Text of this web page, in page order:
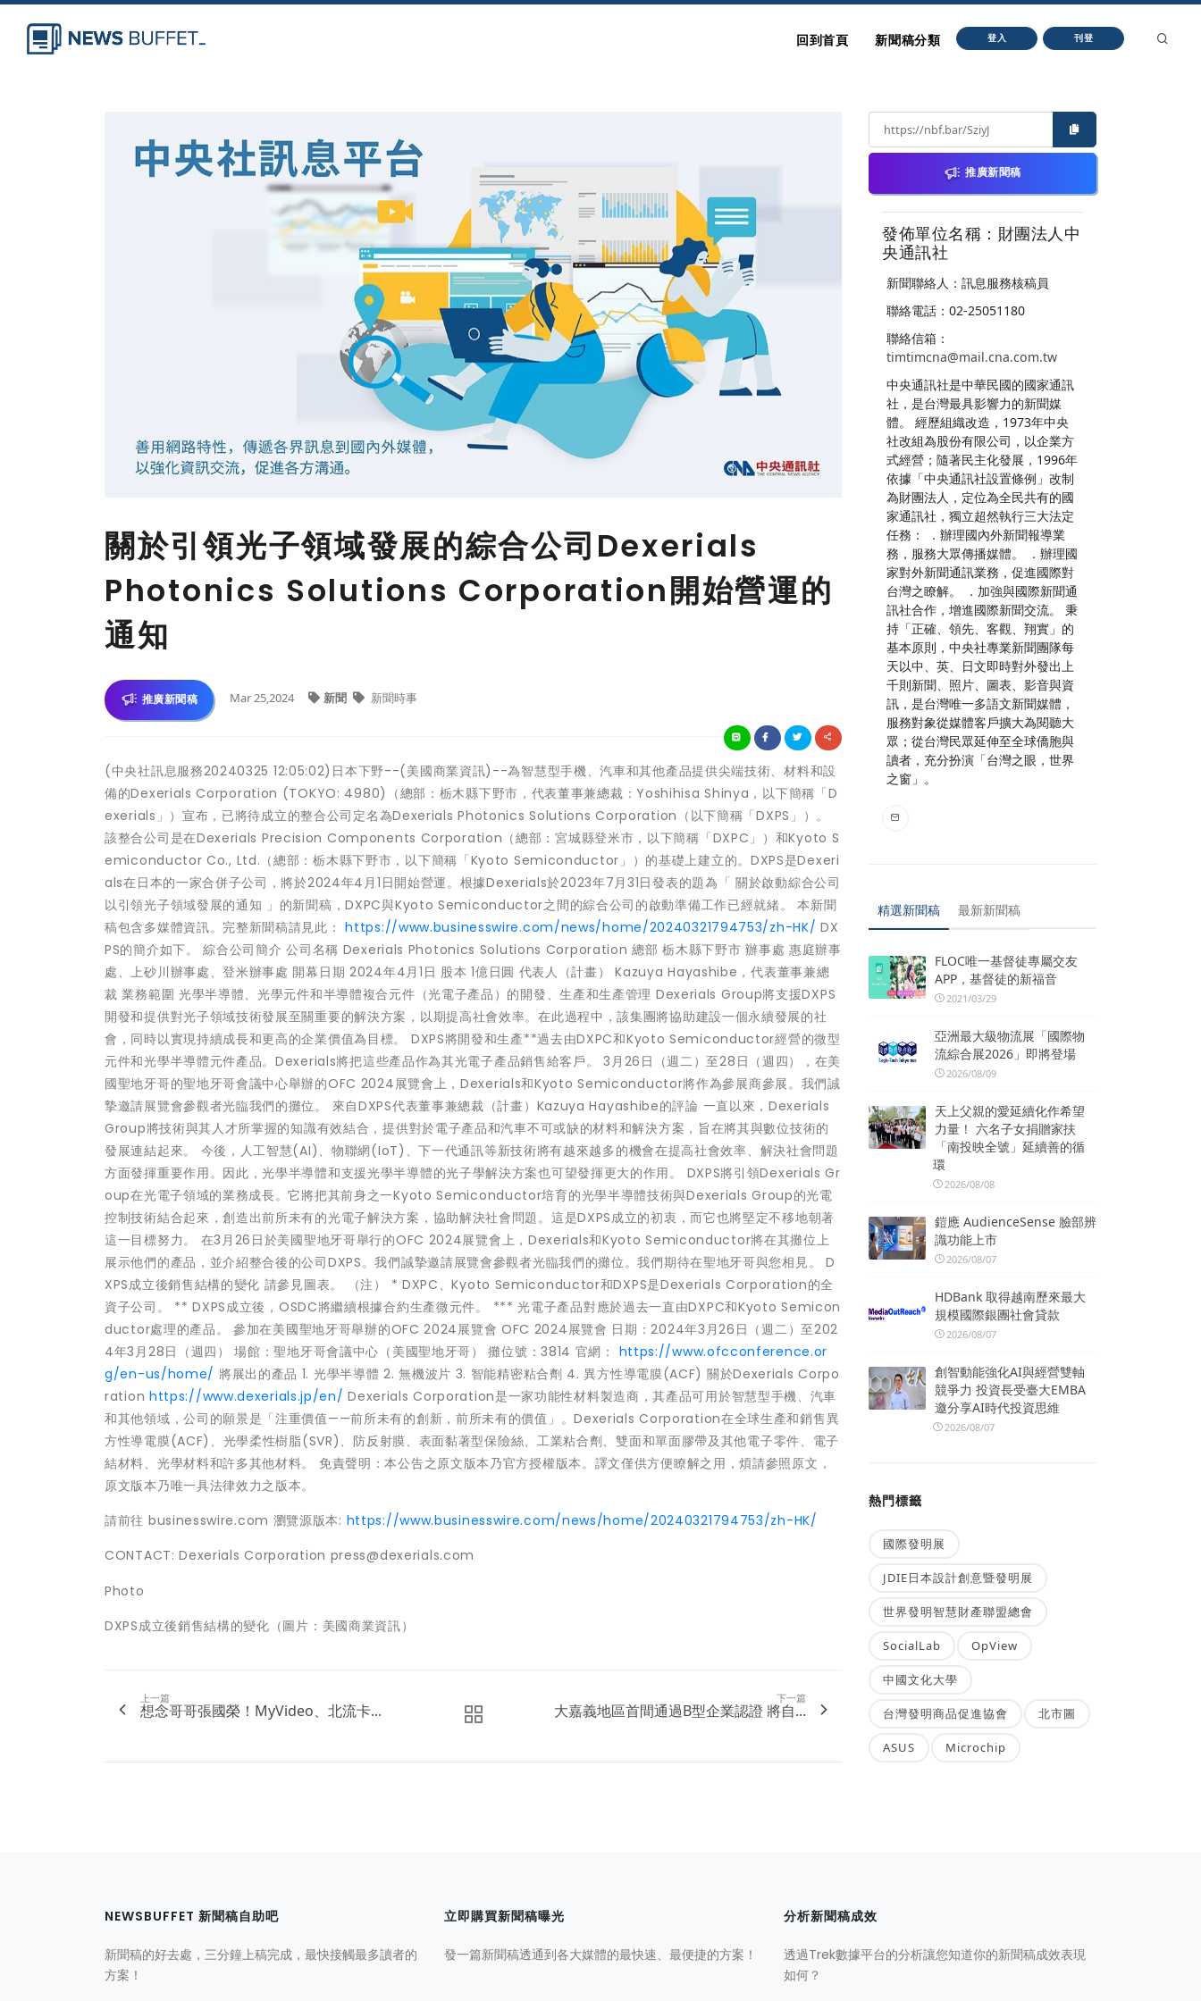
回到首頁 新聞稿分類 登入 刊登
關於引領光子領域發展的綜合公司Dexerials
Photonics Solutions Corporation開始營運的
通知
推廣新聞稿 Mar 25,2024 新聞 新聞時事
(中央社訊息服務20240325 12:05:02)日本下野--(美國商業資訊)--為智慧型手機、汽車和其他產品提供尖端技術、材料和設
備的Dexerials Corporation (TOKYO: 4980)（總部：栃木縣下野市，代表董事兼總裁：Yoshihisa Shinya，以下簡稱「D
exerials」）宣布，已將待成立的整合公司定名為Dexerials Photonics Solutions Corporation（以下簡稱「DXPS」）。
該整合公司是在Dexerials Precision Components Corporation（總部：宮城縣登米市，以下簡稱「DXPC」）和Kyoto S
emiconductor Co., Ltd.（總部：栃木縣下野市，以下簡稱「Kyoto Semiconductor」）的基礎上建立的。DXPS是Dexeri
als在日本的一家合併子公司，將於2024年4月1日開始營運。根據Dexerials於2023年7月31日發表的題為「 關於啟動綜合公司
以引領光子領域發展的通知 」的新聞稿，DXPC與Kyoto Semiconductor之間的綜合公司的啟動準備工作已經就緒。 本新聞
稿包含多媒體資訊。完整新聞稿請見此：https://www.businesswire.com/news/home/20240321794753/zh-HK/ DX
PS的簡介如下。 綜合公司簡介 公司名稱 Dexerials Photonics Solutions Corporation 總部 栃木縣下野市 辦事處 惠庭辦事
處、上砂川辦事處、登米辦事處 開幕日期 2024年4月1日 股本 1億日圓 代表人（計畫） Kazuya Hayashibe，代表董事兼總
裁 業務範圍 光學半導體、光學元件和半導體複合元件（光電子產品）的開發、生產和生產管理 Dexerials Group將支援DXPS
開發和提供對光子領域技術發展至關重要的解決方案，以期提高社會效率。在此過程中，該集團將協助建設一個永續發展的社
會，同時以實現持續成長和更高的企業價值為目標。 DXPS將開發和生產**過去由DXPC和Kyoto Semiconductor經營的微型
元件和光學半導體元件產品。Dexerials將把這些產品作為其光電子產品銷售給客戶。 3月26日（週二）至28日（週四），在美
國聖地牙哥的聖地牙哥會議中心舉辦的OFC 2024展覽會上，Dexerials和Kyoto Semiconductor將作為參展商參展。我們誠
摯邀請展覽會參觀者光臨我們的攤位。 來自DXPS代表董事兼總裁（計畫）Kazuya Hayashibe的評論 一直以來，Dexerials
Group將技術與其人才所掌握的知識有效結合，提供對於電子產品和汽車不可或缺的材料和解決方案，旨在將其與數位技術的
發展連結起來。 今後，人工智慧(AI)、物聯網(IoT)、下一代通訊等新技術將有越來越多的機會在提高社會效率、解決社會問題
方面發揮重要作用。因此，光學半導體和支援光學半導體的光子學解決方案也可望發揮更大的作用。 DXPS將引領Dexerials Gr
oup在光電子領域的業務成長。它將把其前身之一Kyoto Semiconductor培育的光學半導體技術與Dexerials Group的光電
控制技術結合起來，創造出前所未有的光電子解決方案，協助解決社會問題。這是DXPS成立的初衷，而它也將堅定不移地朝著
這一目標努力。 在3月26日於美國聖地牙哥舉行的OFC 2024展覽會上，Dexerials和Kyoto Semiconductor將在其攤位上
展示他們的產品，並介紹整合後的公司DXPS。我們誠摯邀請展覽會參觀者光臨我們的攤位。我們期待在聖地牙哥與您相見。 D
XPS成立後銷售結構的變化 請參見圖表。 （注） * DXPC、Kyoto Semiconductor和DXPS是Dexerials Corporation的全
資子公司。 ** DXPS成立後，OSDC將繼續根據合約生產微元件。 *** 光電子產品對應於過去一直由DXPC和Kyoto Semicon
ductor處理的產品。 參加在美國聖地牙哥舉辦的OFC 2024展覽會 OFC 2024展覽會 日期：2024年3月26日（週二）至202
4年3月28日（週四） 場館：聖地牙哥會議中心（美國聖地牙哥） 攤位號：3814 官網： https://www.ofcconference.or
g/en-us/home/ 將展出的產品 1. 光學半導體 2. 無機波片 3. 智能精密粘合劑 4. 異方性導電膜(ACF) 關於Dexerials Corpo
ration https://www.dexerials.jp/en/ Dexerials Corporation是一家功能性材料製造商，其產品可用於智慧型手機、汽車
和其他領域，公司的願景是「注重價值——前所未有的創新，前所未有的價值」。Dexerials Corporation在全球生產和銷售異
方性導電膜(ACF)、光學柔性樹脂(SVR)、防反射膜、表面黏著型保險絲、工業粘合劑、雙面和單面膠帶及其他電子零件、電子
結材料、光學材料和許多其他材料。 免責聲明：本公告之原文版本乃官方授權版本。譯文僅供方便瞭解之用，煩請參照原文，
原文版本乃唯一具法律效力之版本。
請前往 businesswire.com 瀏覽源版本: https://www.businesswire.com/news/home/20240321794753/zh-HK/
CONTACT: Dexerials Corporation press@dexerials.com
Photo
DXPS成立後銷售結構的變化（圖片：美國商業資訊）
上一篇
想念哥哥張國榮！MyVideo、北流卡...
下一篇
大嘉義地區首間通過B型企業認證 將自...
推廣新聞稿
發佈單位名稱：財團法人中
央通訊社
新聞聯絡人：訊息服務核稿員
聯絡電話：02-25051180
聯絡信箱：
timtimcna@mail.cna.com.tw
中央通訊社是中華民國的國家通訊
社，是台灣最具影響力的新聞媒
體。 經歷組織改造，1973年中央
社改組為股份有限公司，以企業方
式經營；隨著民主化發展，1996年
依據「中央通訊社設置條例」改制
為財團法人，定位為全民共有的國
家通訊社，獨立超然執行三大法定
任務： ．辦理國內外新聞報導業
務，服務大眾傳播媒體。 ．辦理國
家對外新聞通訊業務，促進國際對
台灣之瞭解。 ．加強與國際新聞通
訊社合作，增進國際新聞交流。 秉
持「正確、領先、客觀、翔實」的
基本原則，中央社專業新聞團隊每
天以中、英、日文即時對外發出上
千則新聞、照片、圖表、影音與資
訊，是台灣唯一多語文新聞媒體，
服務對象從媒體客戶擴大為閱聽大
眾；從台灣民眾延伸至全球僑胞與
讀者，充分扮演「台灣之眼，世界
之窗」。
精選新聞稿 最新新聞稿
FLOC唯一基督徒專屬交友
APP，基督徒的新福音
2021/03/29
亞洲最大級物流展「國際物
流綜合展2026」即將登場
2026/08/09
天上父親的愛延續化作希望
力量！ 六名子女捐贈家扶
「南投映全號」延續善的循
環
2026/08/08
鎧應 AudienceSense 臉部辨
識功能上市
2026/08/07
HDBank 取得越南歷來最大
規模國際銀團社會貸款
2026/08/07
創智動能強化AI與經營雙軸
競爭力 投資長受臺大EMBA
邀分享AI時代投資思維
2026/08/07
熱門標籤
國際發明展
JDIE日本設計創意暨發明展
世界發明智慧財產聯盟總會
SocialLab OpView
中國文化大學
台灣發明商品促進協會 北市圖
ASUS Microchip
NEWSBUFFET 新聞稿自助吧
新聞稿的好去處，三分鐘上稿完成，最快接觸最多讀者的
方案！
立即購買新聞稿曝光
發一篇新聞稿透通到各大媒體的最快速、最便捷的方案！
分析新聞稿成效
透過Trek數據平台的分析讓您知道你的新聞稿成效表現
如何？